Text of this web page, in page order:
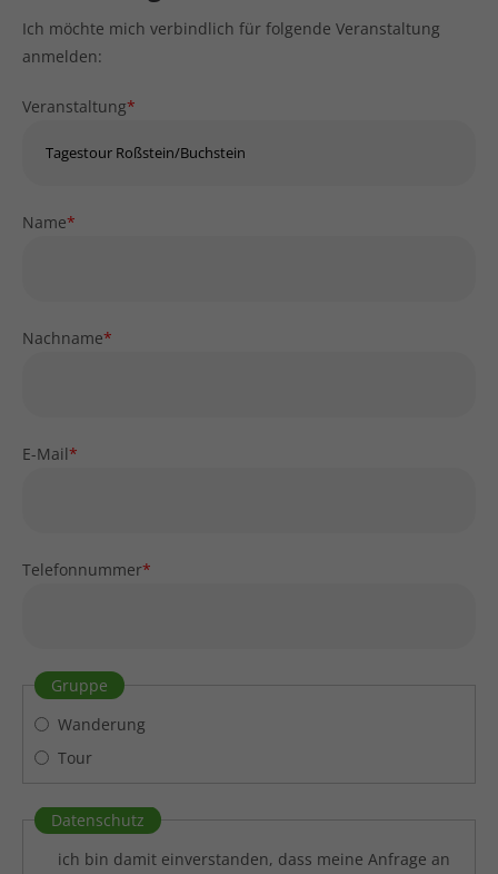
Ich möchte mich verbindlich für folgende Veranstaltung
anmelden:
Veranstaltung*
Name*
Nachname*
E-Mail*
Telefonnummer*
Gruppe
Wanderung
Tour
Datenschutz
ich bin damit einverstanden, dass meine Anfrage an